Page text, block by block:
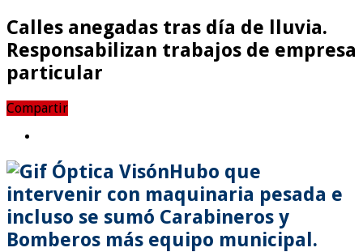
Calles anegadas tras día de lluvia.
Responsabilizan trabajos de empresa
particular
Compartir
Hubo que
intervenir con maquinaria pesada e
incluso se sumó Carabineros y
Bomberos más equipo municipal.